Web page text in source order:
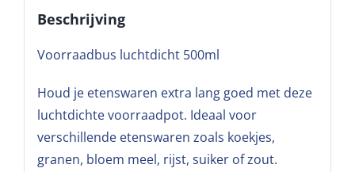
Beschrijving
Voorraadbus luchtdicht 500ml
Houd je etenswaren extra lang goed met deze
luchtdichte voorraadpot. Ideaal voor
verschillende etenswaren zoals koekjes,
granen, bloem meel, rijst, suiker of zout.